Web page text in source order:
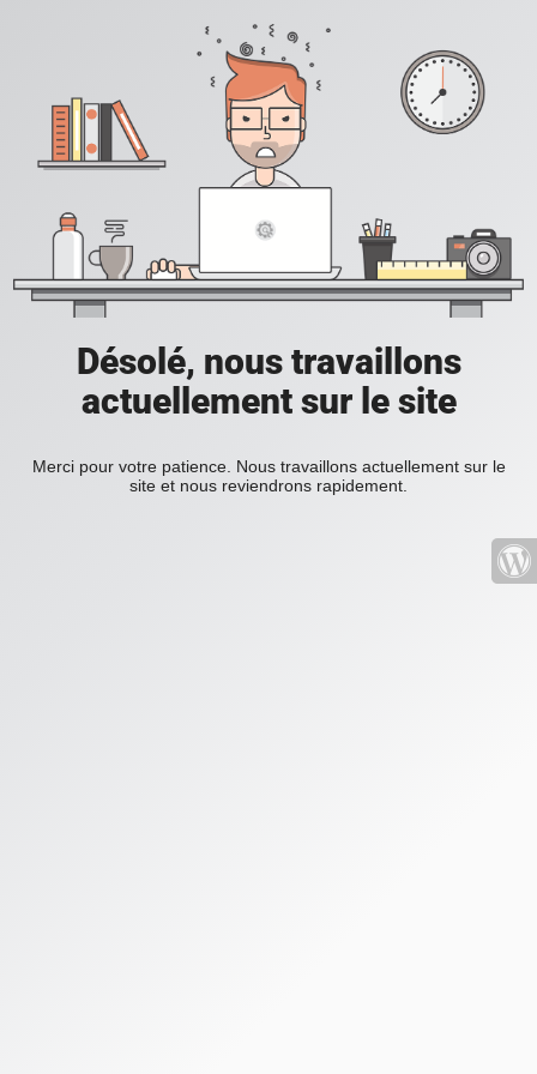
Désolé, nous travaillons
actuellement sur le site
Merci pour votre patience. Nous travaillons actuellement sur le
site et nous reviendrons rapidement.